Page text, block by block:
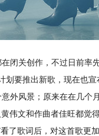
闭关创作，不过日前率
划要推出新歌，现在也宣
外风景；原来在在几个
伟文和作曲者佳旺都觉
了歌词后，对这首歌更